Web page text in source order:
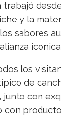
trabajó
y la
sabores
los
de
junto con